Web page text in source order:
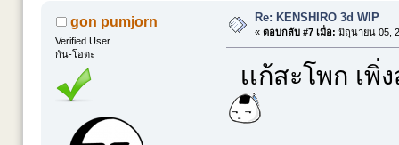
gon pumjorn
Verified User
กัน-โอตะ
Re: KENSHIRO 3d WIP
« ตอบกลับ #7 เมื่อ: มิถุนายน 05,
เเก้สะโพก เพิ่